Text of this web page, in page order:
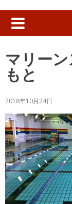
検
索:
マリー
もと
2018年10月24日